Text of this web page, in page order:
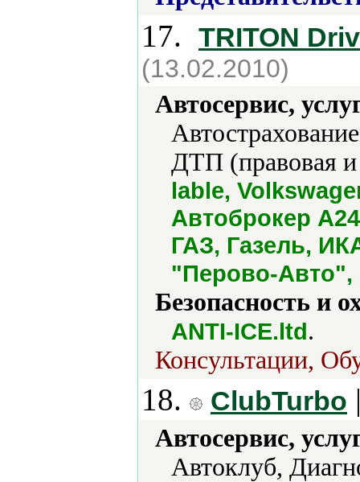
17. TRITON
(13.02.2010)
Автосервис,
ДТП (правовая
lable,
Автоброкер
ГАЗ, Газель,
"Перово-Авто",
Безопасность и
ANTI-ICE.ltd.
Консультации,
18. ClubTurbo
Автосервис,
Автоклуб,